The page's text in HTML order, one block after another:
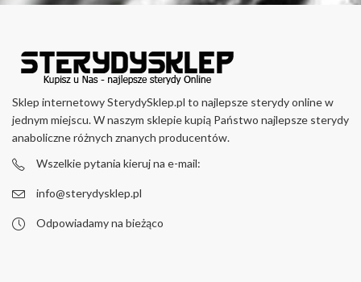
wybrać
na
stronie
produktu
Sklep internetowy SterydySklep.pl to najlepsze sterydy online w
jednym miejscu. W naszym sklepie kupią Państwo najlepsze sterydy
anaboliczne różnych znanych producentów.
Wszelkie pytania kieruj na e-mail:
info@sterydysklep.pl
Odpowiadamy na bieżąco